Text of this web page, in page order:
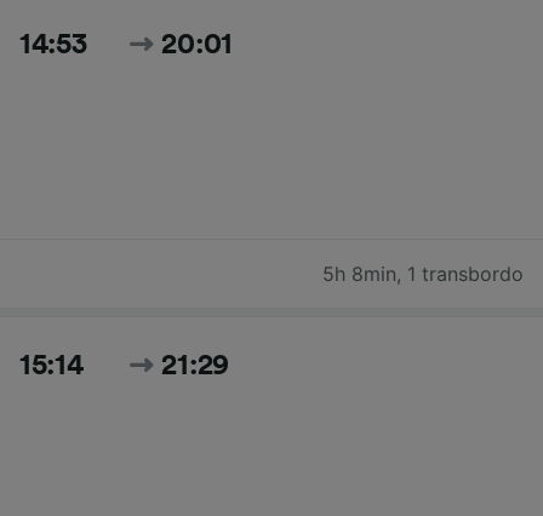
14:53 20:01
5h 8min, 1 transbordo
15:14 21:29